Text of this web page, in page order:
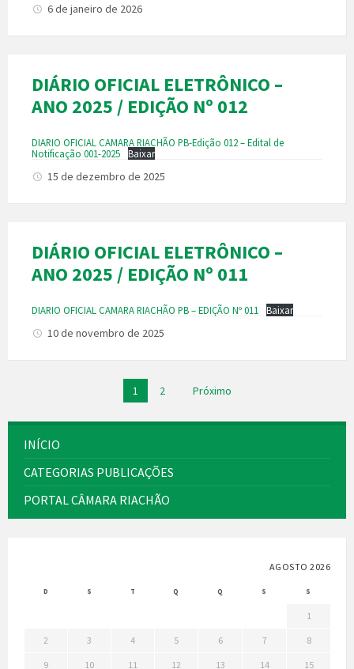
6 de janeiro de 2026
DIÁRIO OFICIAL ELETRÔNICO –
ANO 2025 / EDIÇÃO Nº 012
DIARIO OFICIAL CAMARA RIACHÃO PB-Edição 012 – Edital de
Notificação 001-2025
Baixar
15 de dezembro de 2025
DIÁRIO OFICIAL ELETRÔNICO –
ANO 2025 / EDIÇÃO Nº 011
DIARIO OFICIAL CAMARA RIACHÃO PB – EDIÇÃO Nº 011 Baixar
10 de novembro de 2025
posts
1 2 Próximo
INÍCIO
CATEGORIAS PUBLICAÇÕES
PORTAL CÂMARA RIACHÃO
AGOSTO 2026
D S T Q Q S S
1
2 3 4 5 6 7 8
9 10 11 12 13 14 15